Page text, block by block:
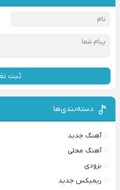
ثبت
دسته‌بندی‌ها
آهنگ جدید
آهنگ محلی
بزودی
ریمیکس جدید